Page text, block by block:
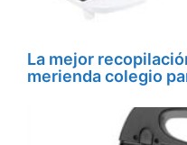
La mejor
merienda colegio